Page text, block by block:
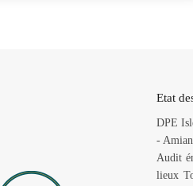
Etat
DPE
-
Audit
lieux